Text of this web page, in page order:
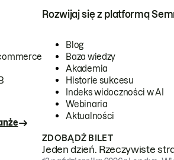
Rozwijaj się z platformą
Blog
Baza wiedzy
Akademia
Historie sukcesu
Indeks widoczności w AI
Webinaria
Aktualności
ZDOBĄDŹ BILET
Jeden dzień. Rzeczywiste